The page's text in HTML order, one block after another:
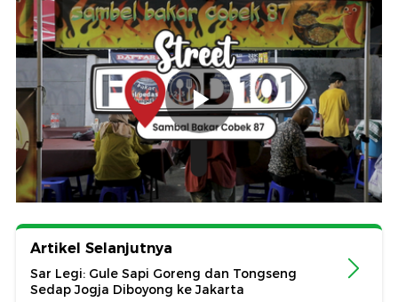
Artikel Selanjutnya
Sar Legi: Gule Sapi Goreng dan Tongseng
Sedap Jogja Diboyong ke Jakarta